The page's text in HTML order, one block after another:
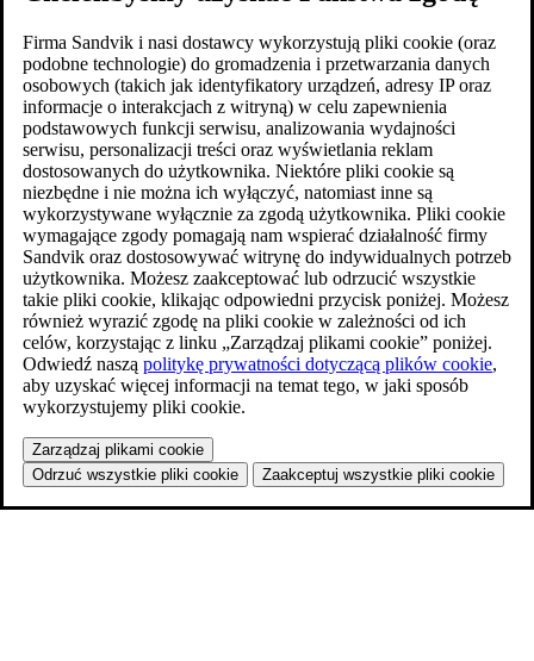
Firma Sandvik i nasi dostawcy wykorzystują pliki cookie (oraz
podobne technologie) do gromadzenia i przetwarzania danych
osobowych (takich jak identyfikatory urządzeń, adresy IP oraz
informacje o interakcjach z witryną) w celu zapewnienia
podstawowych funkcji serwisu, analizowania wydajności
serwisu, personalizacji treści oraz wyświetlania reklam
dostosowanych do użytkownika. Niektóre pliki cookie są
niezbędne i nie można ich wyłączyć, natomiast inne są
wykorzystywane wyłącznie za zgodą użytkownika. Pliki cookie
wymagające zgody pomagają nam wspierać działalność firmy
Sandvik oraz dostosowywać witrynę do indywidualnych potrzeb
użytkownika. Możesz zaakceptować lub odrzucić wszystkie
takie pliki cookie, klikając odpowiedni przycisk poniżej. Możesz
również wyrazić zgodę na pliki cookie w zależności od ich
celów, korzystając z linku „Zarządzaj plikami cookie” poniżej.
Odwiedź naszą politykę prywatności dotyczącą plików cookie,
aby uzyskać więcej informacji na temat tego, w jaki sposób
wykorzystujemy pliki cookie.
Zarządzaj plikami cookie
Odrzuć wszystkie pliki cookie
Zaakceptuj wszystkie pliki cookie